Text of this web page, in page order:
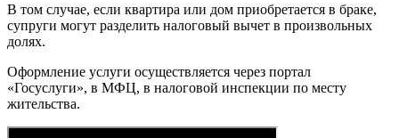
В том случае, если квартира или дом приобретается в браке,
супруги могут разделить налоговый вычет в произвольных
долях.
Оформление услуги осуществляется через портал
«Госуслуги», в МФЦ, в налоговой инспекции по месту
жительства.